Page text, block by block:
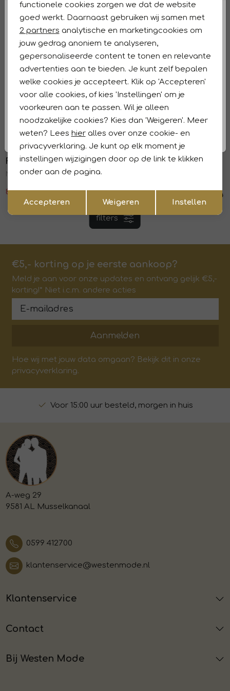
W51Jacke 000598 Blue
101,99
NOSJacke 000522 Blue
Frank Walder
NOSJacke 071598 blue print
159,99
Frank Walder
77,99 129,99
/2
Sale
Frank Walder
S52Jacke Green print
101,99 169,99
1/2
Frank Walder
S52Jacke White
101,99 169,99
/2
Sale
Frank Walder
NOSJacke Red
89,99 149,99
1/2
Frank Walder
107,99 179,99
filters
€5,- korting op je eerste aankoop?
Meld je aan voor onze updates en ontvang gelijk €5,-
korting!* Niet i.c.m. andere acties
Aanmelden
Hoe wij met jouw data omgaan? Bekijk dit in onze
privacyverklaring.
Voor 15:00 uur besteld, morgen in huis
A-weg 29
9581 AL Musselkanaal
0599 412700
klantenservice@westenmode.nl
Klantenservice
Contact
Bij Westen Mode
Analytische cookies
Marketing cookies
Opslaan
functionele cookies zorgen we dat de website
goed werkt. Daarnaast gebruiken wij samen met
2 partners analytische en marketingcookies om
jouw gedrag anoniem te analyseren,
gepersonaliseerde content te tonen en relevante
advertenties aan te bieden. Je kunt zelf bepalen
welke cookies je accepteert. Klik op 'Accepteren'
voor alle cookies, of kies 'Instellingen' om je
voorkeuren aan te passen. Wil je alleen
noodzakelijke cookies? Kies dan 'Weigeren'. Meer
weten? Lees hieralles over onze cookie- en
privacyverklaring. Je kunt op elk moment je
instellingen wijzigingen door op de link te klikken
onder aan de pagina.
Accepteren Weigeren Instellen